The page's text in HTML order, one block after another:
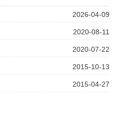
2026-04-09
2020-08-11
2020-07-22
2015-10-13
2015-04-27